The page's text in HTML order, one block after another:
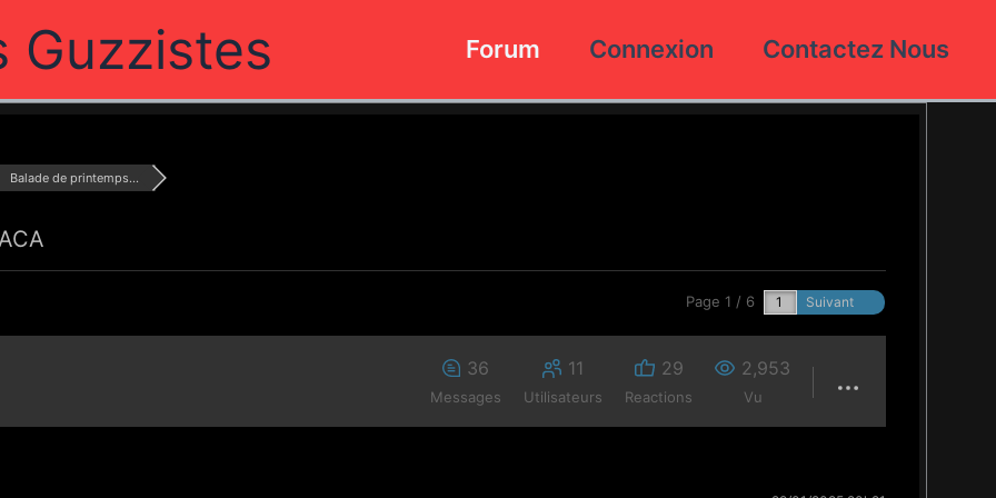
Guzzistes Forum Connexion Contactez Nous
Balade de printemps...
Page 1 / 6 Suivant
36
Messages
11
Utilisateurs
29
Reactions
2,953
Vu